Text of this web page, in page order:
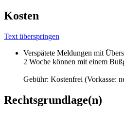
Kosten
Text überspringen
Verspätete Meldungen mit
2 Woche können mit einem
Gebühr: Kostenfrei (Vorkasse:
Rechtsgrundlage(n)